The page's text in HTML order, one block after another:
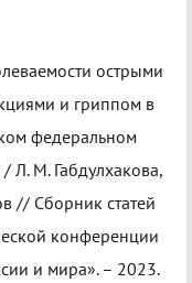
острыми
и гриппом в
федеральном
Л. М. Габдулхакова,
// Сборник статей
конференции
и мира». – 2023.